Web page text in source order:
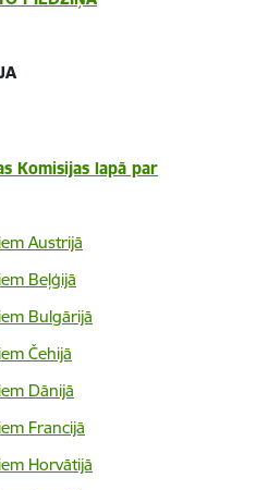
Komisijas lapā par
Austrijā
Beļģijā
Bulgārijā
Čehijā
Dānijā
Francijā
Horvātijā